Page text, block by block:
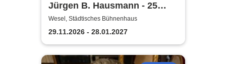
Jürgen B. Hausmann - 25
Jahre - Dat is e Ding!
Wesel, Städtisches Bühnenhaus
29.11.2026 - 28.01.2027